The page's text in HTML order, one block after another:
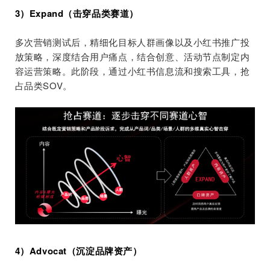
3）Expand（击穿品类赛道）
多次营销测试后，精细化目标人群画像以及小红书推广投
放策略，深度结合用户痛点，结合创意、活动节点制定内
容运营策略。 此阶段，通过小红书信息流和搜索工具，抢
占品类SOV。
4）Advocat（沉淀品牌资产）